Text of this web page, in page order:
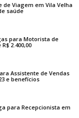
de Viagem em Vila Velha
saúde
para Motorista de
2.400,00
Assistente de Vendas
e benefícios
para Recepcionista em